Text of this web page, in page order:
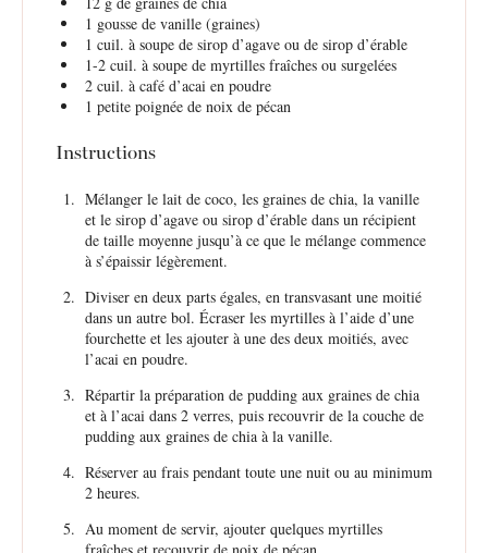
1 gousse de vanille (graines)
1 cuil. à soupe de sirop d’agave ou de sirop d’érable
1-2cuil. à soupe de myrtilles fraîches ou surgelées
2cuil. à café d’acai en poudre
1 petite poignée de noix de pécan
Instructions
Mélanger le lait de coco, les graines de chia, la vanille
et le sirop d’agave ou sirop d’érable dans un récipient
de taille moyenne jusqu’à ce que le mélange commence
à s’épaissir légèrement.
Diviser en deux parts égales, en transvasant une moitié
dans un autre bol. Écraser les myrtilles à l’aide d’une
fourchette et les ajouter à une des deux moitiés, avec
l’acai en poudre.
Répartir la préparation de pudding aux graines de chia
et à l’acai dans 2 verres, puis recouvrir de la couche de
pudding aux graines de chia à la vanille.
Réserver au frais pendant toute une nuit ou au minimum
2 heures.
Au moment de servir, ajouter quelques myrtilles